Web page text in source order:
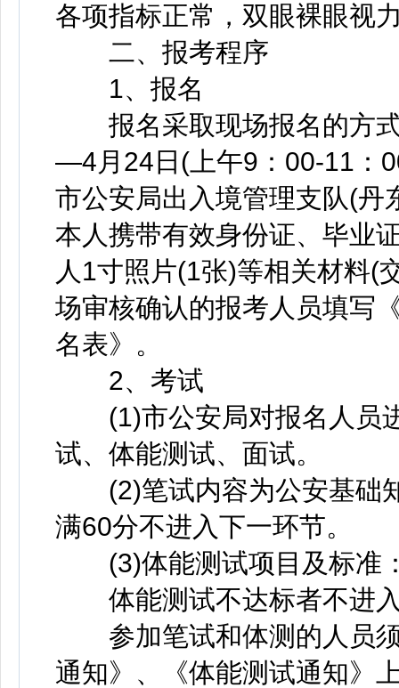
各项指标正常，双眼裸眼视
二、报考程序
1、报名
报名采取现场报名的方式
—4月24日(上午9：00-11：
市公安局出入境管理支队(丹
本人携带有效身份证、毕业
人1寸照片(1张)等相关材料(
场审核确认的报考人员填写
名表》。
2、考试
(1)市公安局对报名人员
试、体能测试、面试。
(2)笔试内容为公安基础
满60分不进入下一环节。
(3)体能测试项目及标准
体能测试不达标者不进
参加笔试和体测的人员须
通知》、《体能测试通知》